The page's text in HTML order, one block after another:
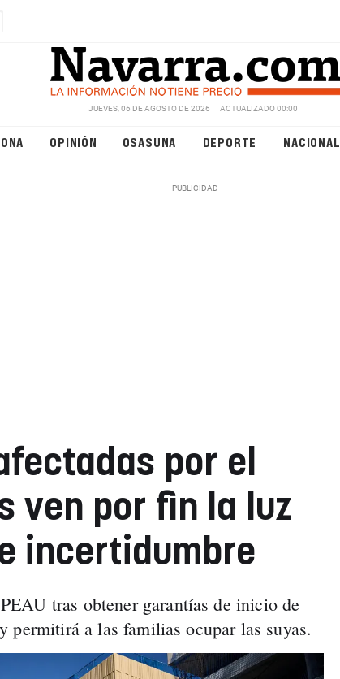
JUEVES, 06 DE AGOSTO DE 2026 ACTUALIZADO 00:00
OPINIÓN OSASUNA DEPORTE NACIONAL
por el
ven por fin la luz
incertidumbre
tras obtener garantías de inicio de
permitirá a las familias ocupar las suyas.